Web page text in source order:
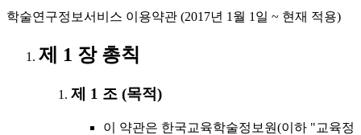
학술연구정보서비스 이용약관 (2017년 1월 1일 ~ 현재 적용)
제 1 장 총칙
제 1 조 (목적)
이 약관은 한국교육학술정보원(이하 "교육정